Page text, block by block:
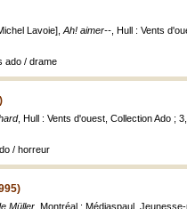
Lavoie], Ah! aimer-- , Hull : Vents
ado / drame
, Hull : Vents d'ouest, Collection Ado ;
/ horreur
Müller , Montréal : Médiaspaul,